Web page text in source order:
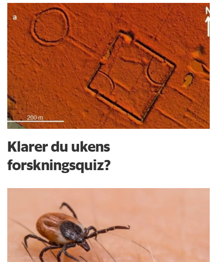
Klarer du ukens
forskningsquiz?